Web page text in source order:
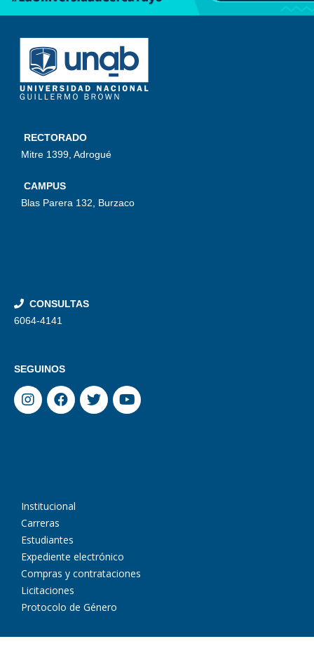
RECTORADO
Mitre 1399, Adrogué
CAMPUS
Blas Parera 132, Burzaco
CONSULTAS
6064-4141
SEGUINOS
Institucional
Carreras
Estudiantes
Expediente electrónico
Compras y contrataciones
Licitaciones
Protocolo de Género